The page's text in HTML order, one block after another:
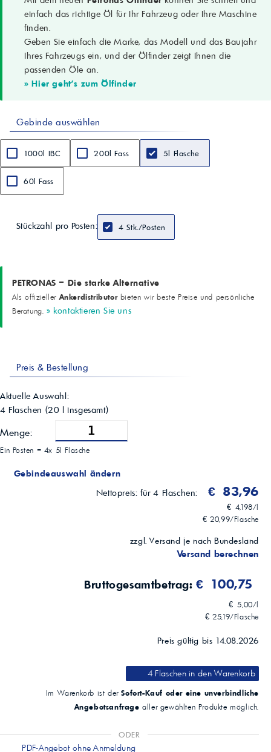
Schutz vor Verschleiß/Ablagerungen/Schlamm; hohe
Oxidationsbeständigkeit; stabile Leistung über das Ölwechselintervall
Dichte (15 °C)
0.8544 g/cm³ (ASTM D4052)
Kinematische Viskosität @100 °C
11.50 mm²/s (ASTM D445)
Viskositätsindex
162 (ASTM D2270)
Flammpunkt (COC)
CCS @ -30 °C
Pourpoint
-42 °C (ASTM D97)
Sulfatasche
0.8 % (ASTM D874)
Gesamtbasenzahl (TBN)
einfach das richtige Öl für Ihr Fahrzeug oder Ihre Maschine
finden.
Geben Sie einfach die Marke, das Modell und das Baujahr
Ihres Fahrzeugs ein, und der Ölfinder zeigt Ihnen die
passenden Öle an.
» Hier geht's zum Ölfinder
Gebinde auswählen
1000l IBC 200l Fass 5l Flasche
60l Fass
Stückzahl pro Posten: 4 Stk./Posten
PETRONAS – Die starke Alternative
Als offiziellerAnkerdistributorbieten wir beste Preise und persönliche
Beratung. » kontaktieren Sie uns
Preis & Bestellung
Aktuelle Auswahl:
4 Flaschen (20 l insgesamt)
Menge:
Ein Posten = 4x 5l Flasche
Gebindeauswahl ändern
Nettopreis: für 4 Flaschen: € 83,96
€ 4,198/l
€ 20,99/Flasche
zzgl. Versand je nach Bundesland
Versand berechnen
Bruttogesamtbetrag:€ 100,75
€ 5,00/l
€ 25,19/Flasche
Preis gültig bis 14.08.2026
4 Flaschenin den Warenkorb
Im Warenkorb ist derSofort-Kauf oder eine unverbindliche
Angebotsanfrage aller gewählten Produkte möglich.
ODER
PDF-Angebot ohne Anmeldung